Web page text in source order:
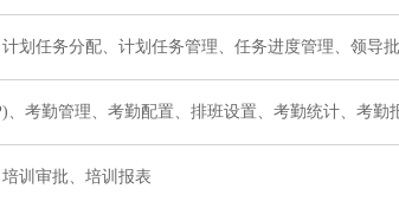
划任务分配、计划任务管理、任务进度管理、领导
、考勤管理、考勤配置、排班设置、考勤统计、考勤
训审批、培训报表